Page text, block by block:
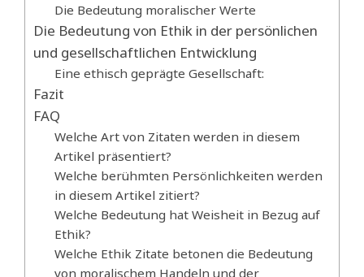
Die Bedeutung moralischer Werte
Die Bedeutung von Ethik in der persönlichen
und gesellschaftlichen Entwicklung
Eine ethisch geprägte Gesellschaft:
Fazit
FAQ
Welche Art von Zitaten werden in diesem
Artikel präsentiert?
Welche berühmten Persönlichkeiten werden
in diesem Artikel zitiert?
Welche Bedeutung hat Weisheit in Bezug auf
Ethik?
Welche Ethik Zitate betonen die Bedeutung
von moralischem Handeln und der